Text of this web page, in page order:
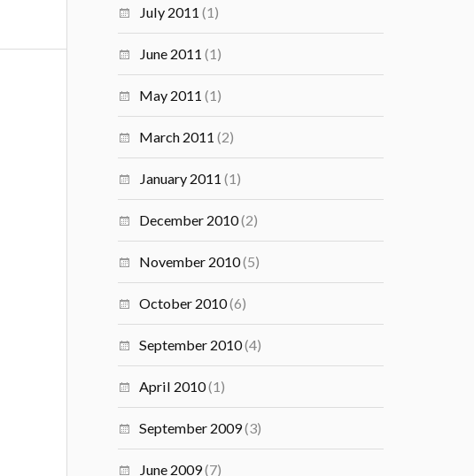
July 2011 (1)
June 2011 (1)
May 2011 (1)
March 2011 (2)
January 2011 (1)
December 2010(2)
November 2010(5)
October 2010(6)
September 2010(4)
April 2010(1)
September 2009(3)
June 2009(7)